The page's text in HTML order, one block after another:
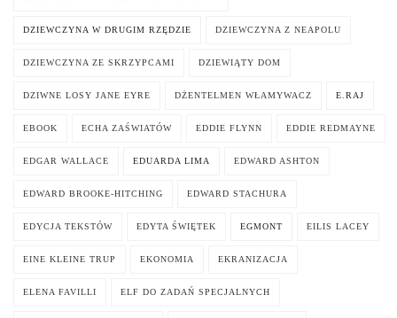
DZIEWCZYNA W DRUGIM RZĘDZIE DZIEWCZYNA Z NEAPOLU
DZIEWCZYNA ZE SKRZYPCAMI DZIEWIĄTY DOM
DZIWNE LOSY JANE EYRE DŻENTELMEN WŁAMYWACZ E.RAJ
EBOOK ECHA ZAŚWIATÓW EDDIE FLYNN EDDIE REDMAYNE
EDGAR WALLACE EDUARDA LIMA EDWARD ASHTON
EDWARD BROOKE-HITCHING EDWARD STACHURA
EDYCJA TEKSTÓW EDYTA ŚWIĘTEK EGMONT EILIS LACEY
EINE KLEINE TRUP EKONOMIA EKRANIZACJA
ELENA FAVILLI ELF DO ZADAŃ SPECJALNYCH